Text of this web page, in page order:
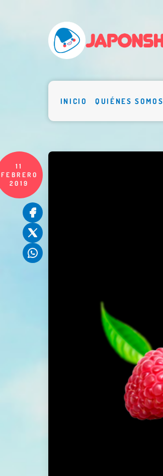
INICIO QUIÉNES SOMOS
11
FEBRERO
2019